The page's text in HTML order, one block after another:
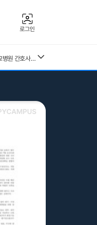
로그인
근로복지공단 울산병원 간호사 상세한 면접후기 및 기출질문답변 병원정보 직무상식 80선
26년 독학사 가정학 3단계 식생활과 건강 요약본 (24,25년 시험 복기내용 추가)
26년 독학사 가정학 3단계 가족관계 요약본(24,25년 시험 복기내용 추가)